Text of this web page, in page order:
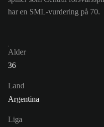
har en SML-vurdering på 70.
Alder
36
Land
Argentina
Liga